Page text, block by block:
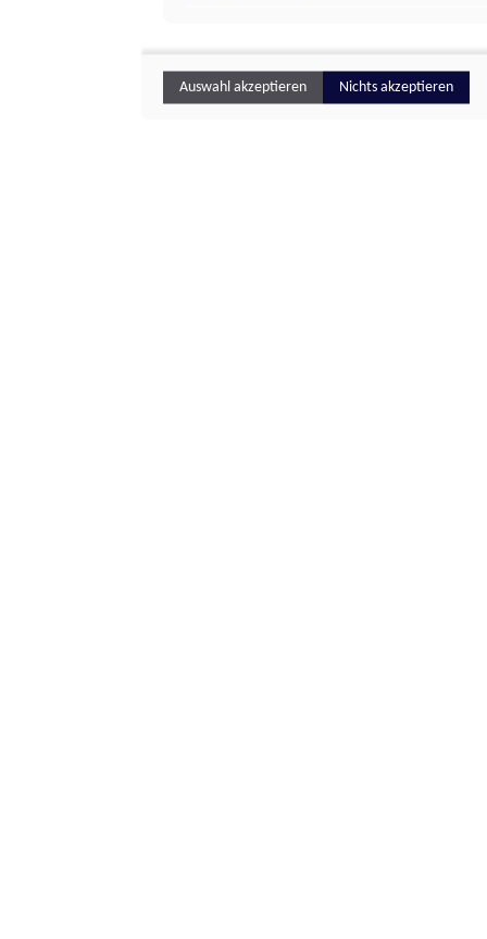
Auswahl akzeptieren Nichts akzeptieren